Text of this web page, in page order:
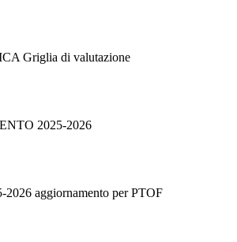
Griglia di valutazione
2025-2026
2026 aggiornamento per PTOF